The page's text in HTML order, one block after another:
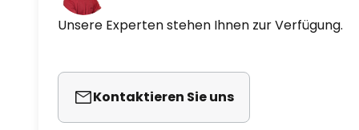
Unsere Experten stehen Ihnen zur Verfügung.
Kontaktieren Sie uns